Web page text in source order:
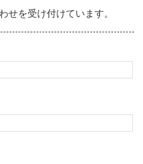
せを受け付けています。